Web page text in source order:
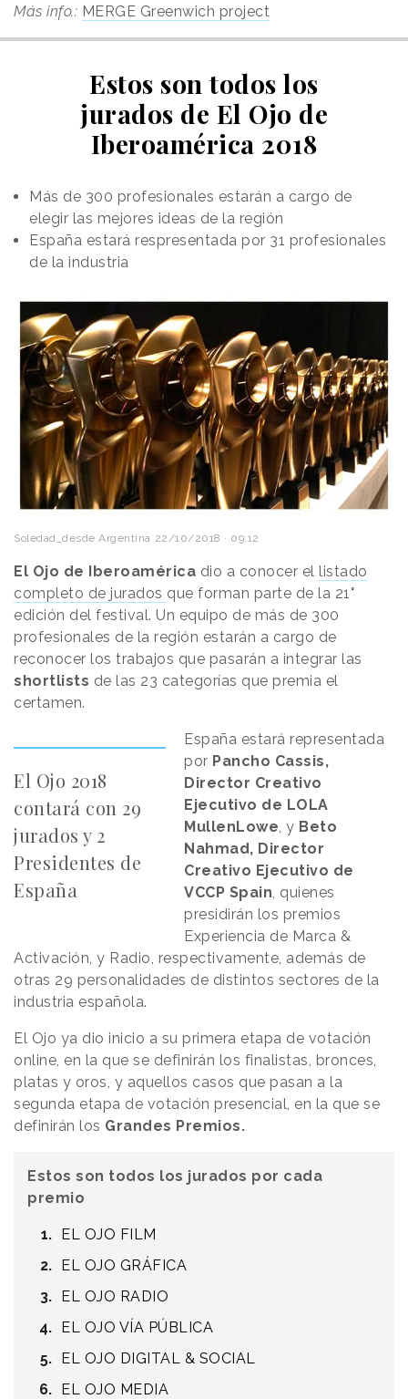
Más info.: MERGE Greenwich project
Estos son todos los
jurados de El Ojo de
Iberoamérica 2018
Más de 300 profesionales estarán a cargo de
elegir las mejores ideas de la región
España estará respresentada por 31 profesionales
de la industria
Soledad_desde Argentina 22/10/2018 · 09:12
El Ojo de Iberoamérica dio a conocer el listado
completo de jurados que forman parte de la 21°
edición del festival. Un equipo de más de 300
profesionales de la región estarán a cargo de
reconocer los trabajos que pasarán a integrar las
shortlists de las 23 categorías que premia el
certamen.
El Ojo 2018
contará con 29
jurados y 2
Presidentes de
España
España estará representada
por Pancho Cassis,
Director Creativo
Ejecutivo de LOLA
MullenLowe, y Beto
Nahmad, Director
Creativo Ejecutivo de
VCCP Spain, quienes
presidirán los premios
Experiencia de Marca &
Activación, y Radio, respectivamente, además de
otras 29 personalidades de distintos sectores de la
industria española.
El Ojo ya dio inicio a su primera etapa de votación
online, en la que se definirán los finalistas, bronces,
platas y oros, y aquellos casos que pasan a la
segunda etapa de votación presencial, en la que se
definirán los Grandes Premios.
Estos son todos los jurados por cada
premio
EL OJO FILM
EL OJO GRÁFICA
EL OJO RADIO
EL OJO VÍA PÚBLICA
EL OJO DIGITAL & SOCIAL
EL OJO MEDIA